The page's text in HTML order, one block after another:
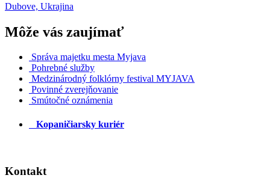
Dubove, Ukrajina
Môže vás zaujímať
Správa majetku mesta Myjava
Pohrebné služby
Medzinárodný folklórny festival MYJAVA
Povinné zverejňovanie
Smútočné oznámenia
Kopaničiarsky kuriér
Kontakt